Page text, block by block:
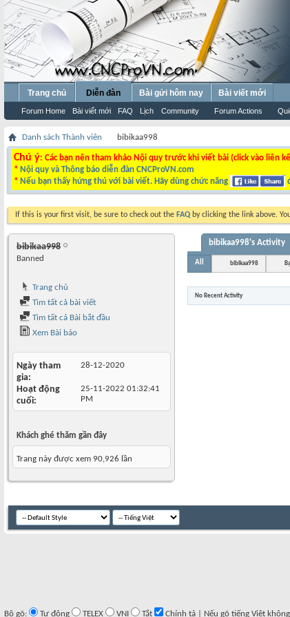
Trang chủ Diễn đàn
Forum Home Bài viết mới FAQ Lịch Community Forum Actions
Bài gửi hôm nay Bài viết mới
Danh sách Thành viên bibikaa998
Chú ý: Các bạn nên tham khảo Nội quy trước khi viết bài (click vào liên
* Nội quy và Thông báo diễn đàn CNCProVN.com
* Nếu bạn thấy hứng thú với bài viết. Hãy dùng chức năng
If this is your first visit, be sure to check out the FAQ by clicking the link above.
bibikaa998
Banned
Trang chủ
Tìm tất cả bài viết
Tìm tất cả Bài bắt đầu
Xem Bài báo
Ngày tham
gia
28-12-2020
Hoạt động
cuối
25-11-2022 01:32:41
PM
Khách ghé thăm gần đây
Trang này được xem 90,926 lần
bibikaa998's Activity
All bibikaa998
No Recent Activity
Bộ gõ: Tự động TELEX VNI Tắt Chính tả | Nếu gõ tiếng Việt